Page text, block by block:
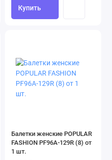
Купить
Балетки женские POPULAR
FASHION PF96A-129R (8) от
1 шт.